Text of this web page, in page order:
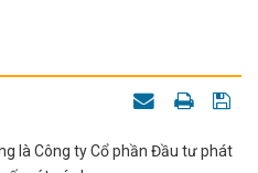
là Công ty Cổ phần Đầu tư phát